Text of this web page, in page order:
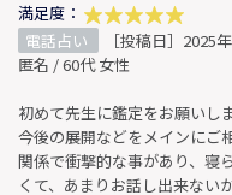
満足度：
電話占い
［投稿日］2025
匿名 / 60代 女性
初めて先生に鑑定をお願いし
今後の展開などをメインにご
関係で衝撃的な事があり、寝
くて、あまりお話し出来ない